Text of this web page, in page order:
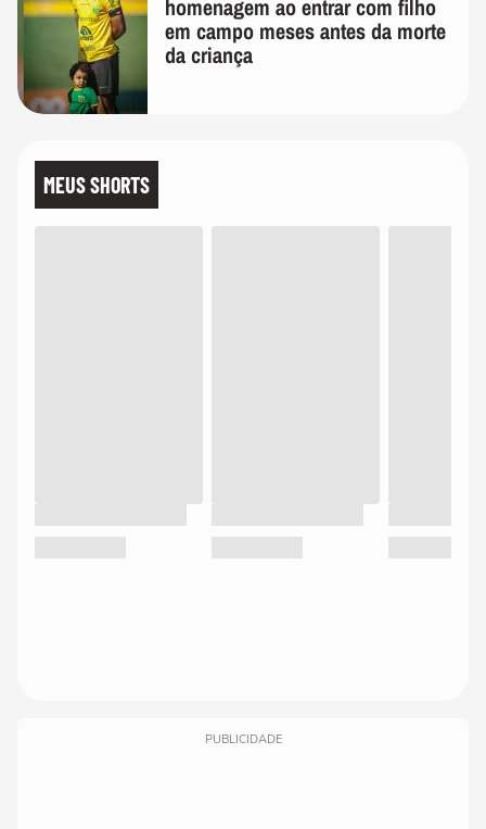
homenagem ao entrar com filho
em campo meses antes da morte
da criança
MEUS SHORTS
PUBLICIDADE